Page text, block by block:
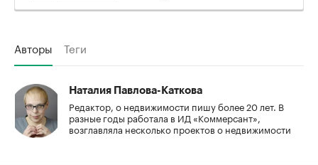
Авторы Теги
Наталия Павлова-Каткова
Редактор, о недвижимости пишу более 20 лет. В
разные годы работала в ИД «Коммерсант»,
возглавляла несколько проектов о недвижимости